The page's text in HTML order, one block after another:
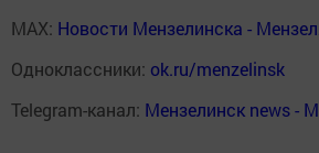
MAX: Новости Мензелинска -
Одноклассники: ok.ru/menzelinsk
Telegram-канал: Мензелинск news -